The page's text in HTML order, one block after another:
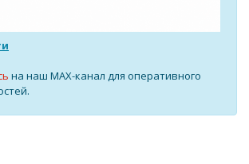
на наш MAX-канал для оперативного